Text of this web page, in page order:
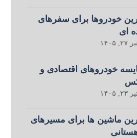
خودروها برای سفرهای
ای
۲۷, ۱۴۰۵
خودروهای اقتصادی و
۲۳, ۱۴۰۵
ماشین ها برای مسیرهای